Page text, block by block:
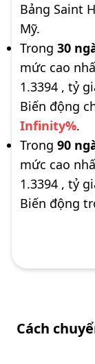
Bảng Saint
Mỹ.
Trong 30
mức cao
1.3394 , tỷ
Biến động
Infinity%.
Trong 90
mức cao
1.3394 , tỷ
Biến động
Cách